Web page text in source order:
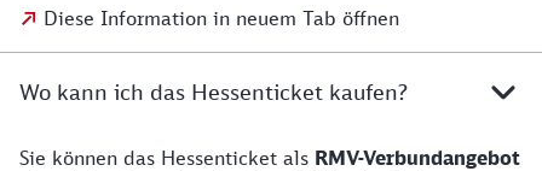
Diese Information in neuem Tab öffnen
Wo kann ich das Hessenticket kaufen?
Sie können das Hessenticket als RMV-Verbundangebot